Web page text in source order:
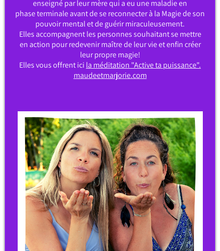
enseigné par leur mère qui a eu une maladie en
phase terminale avant de se reconnecter à la Magie de son
pouvoir mental et de guérir miraculeusement.
Elles accompagnent les personnes souhaitant se mettre
en action pour redevenir maître de leur vie et enfin créer
leur propre magie!
Elles vous offrent ici la méditation "Active ta puissance".
maudeetmarjorie.com